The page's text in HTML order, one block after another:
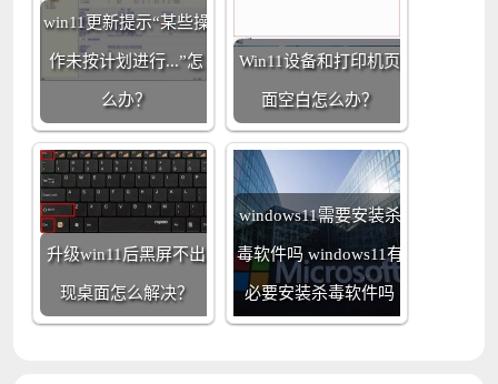
win11更新提示“某些操
作未按计划进行...”怎
么办？
Win11设备和打印机页
面空白怎么办？
升级win11后黑屏不出
现桌面怎么解决？
windows11需要安装杀
毒软件吗 windows11有
必要安装杀毒软件吗